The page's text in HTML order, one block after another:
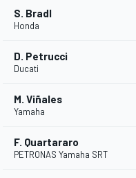
S. Bradl
Honda
D. Petrucci
Ducati
M. Viñales
Yamaha
F. Quartararo
PETRONAS Yamaha SRT